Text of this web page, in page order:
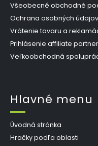
Všeobecné obchodné
Ochrana osobných údajov
Vrátenie tovaru a
Prihlásenie affiliate
Veľkoobchodná
Hlavné menu
Úvodná stránka
Hračky podľa oblasti